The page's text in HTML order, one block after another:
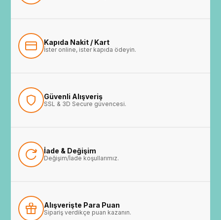
Kapıda Nakit / Kart
İster online, ister kapıda ödeyin.
Güvenli Alışveriş
SSL & 3D Secure güvencesi.
İade & Değişim
Değişim/İade koşullarımız.
Alışverişte Para Puan
Sipariş verdikçe puan kazanın.